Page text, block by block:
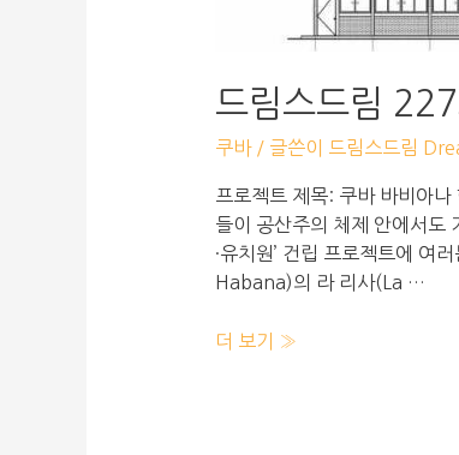
드림스드림
쿠바/ 글쓴이 드림스드림
프로젝트 제목: 쿠바 바비아
들이 공산주의 체제 안에서도
·유치원’ 건립 프로젝트에 여
Habana)의 라 리사(La …
더 보기 »